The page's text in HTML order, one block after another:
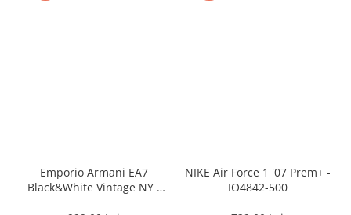
Emporio Armani EA7
Black&White Vintage NY -
NIKE Air Force 1 '07 Prem+ -
IO4842-500